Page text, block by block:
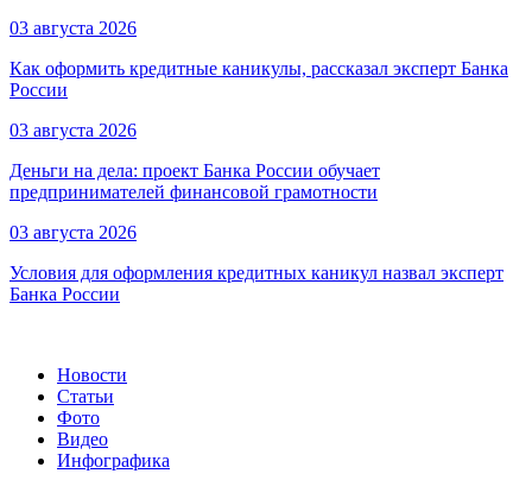
03 августа 2026
Как оформить кредитные каникулы, рассказал эксперт Банка
России
03 августа 2026
Деньги на дела: проект Банка России обучает
предпринимателей финансовой грамотности
03 августа 2026
Условия для оформления кредитных каникул назвал эксперт
Банка России
Новости
Статьи
Фото
Видео
Инфографика